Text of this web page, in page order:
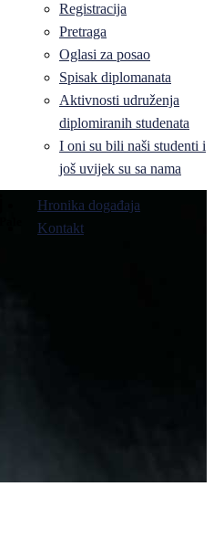
Registracija
Pretraga
Oglasi za posao
Spisak diplomanata
Aktivnosti udruženja
diplomiranih studenata
I oni su bili naši studenti i
još uvijek su sa nama
Hronika događaja
Kontakt